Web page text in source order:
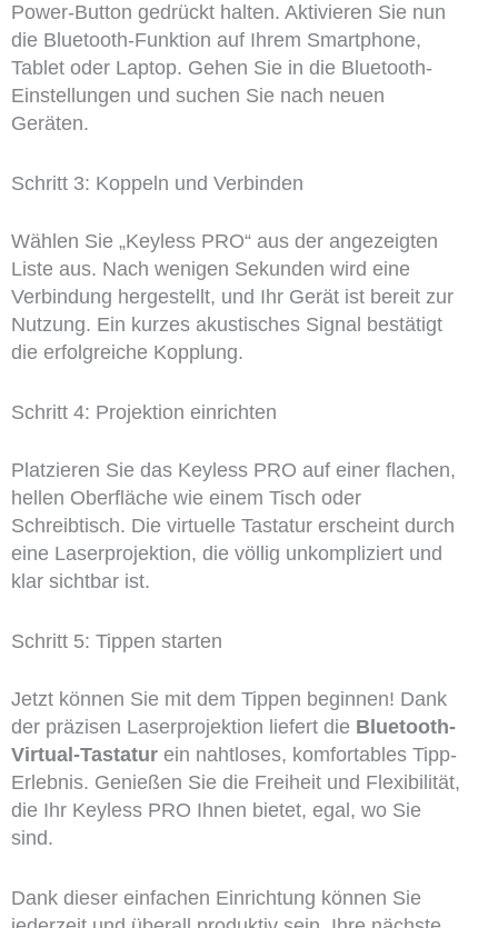
Power-Button gedrückt halten. Aktivieren Sie nun
die Bluetooth-Funktion auf Ihrem Smartphone,
Tablet oder Laptop. Gehen Sie in die Bluetooth-
Einstellungen und suchen Sie nach neuen
Geräten.
Schritt 3: Koppeln und Verbinden
Wählen Sie „Keyless PRO“ aus der angezeigten
Liste aus. Nach wenigen Sekunden wird eine
Verbindung hergestellt, und Ihr Gerät ist bereit zur
Nutzung. Ein kurzes akustisches Signal bestätigt
die erfolgreiche Kopplung.
Schritt 4: Projektion einrichten
Platzieren Sie das Keyless PRO auf einer flachen,
hellen Oberfläche wie einem Tisch oder
Schreibtisch. Die virtuelle Tastatur erscheint durch
eine Laserprojektion, die völlig unkompliziert und
klar sichtbar ist.
Schritt 5: Tippen starten
Jetzt können Sie mit dem Tippen beginnen! Dank
der präzisen Laserprojektion liefert die Bluetooth-
Virtual-Tastaturein nahtloses, komfortables Tipp-
Erlebnis. Genießen Sie die Freiheit und Flexibilität,
die Ihr Keyless PRO Ihnen bietet, egal, wo Sie
sind.
Dank dieser einfachen Einrichtung können Sie